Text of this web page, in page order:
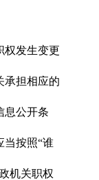
权发生变更
承担相应的
息公开条
当按照“谁
机关职权